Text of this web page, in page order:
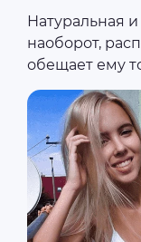
Натуральная
наоборот,
обещает ему